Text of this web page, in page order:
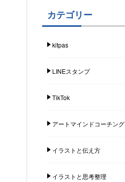
カテゴリー
kitpas
LINEスタンプ
TikTok
アートマインドコーチング
イラストと伝え方
イラストと思考整理